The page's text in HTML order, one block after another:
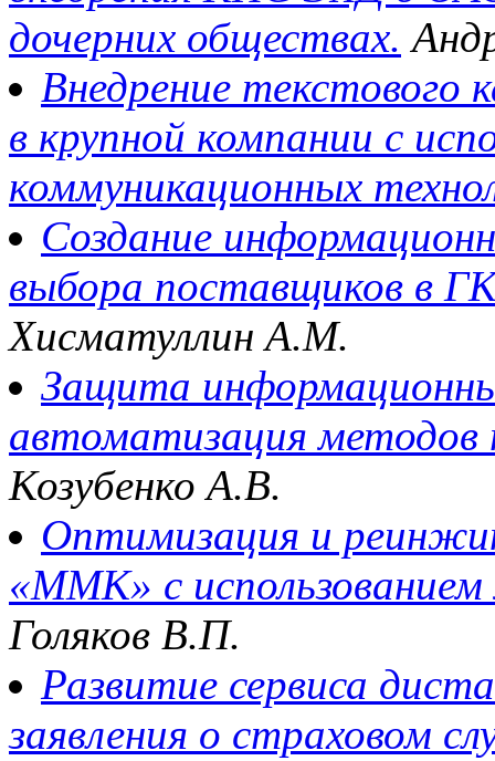
дочерних обществах.
Внедрение текстового
в крупной компании с
коммуникационных
Создание
выбора поставщиков в
Хисматуллин А.М.
Защита
автоматизация методов
Козубенко А.В.
Оптимизация и
«ММК» с
Голяков В.П.
Развитие сервиса
заявления о страховом